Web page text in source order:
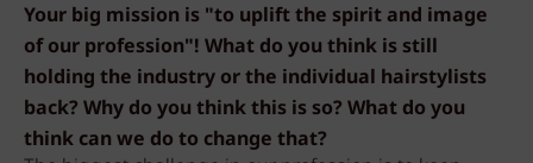
Your big mission is "to uplift the spirit and image
of our profession"! What do you think is still
holding the industry or the individual hairstylists
back? Why do you think this is so? What do you
think can we do to change that?